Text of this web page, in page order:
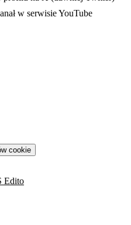
karcie
w serwisie YouTube
cookie
Edito